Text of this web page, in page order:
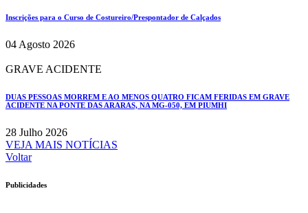
Inscrições para o Curso de Costureiro/Prespontador de Calçados
04 Agosto 2026
GRAVE ACIDENTE
DUAS PESSOAS MORREM E AO MENOS QUATRO FICAM FERIDAS EM GRAVE
ACIDENTE NA PONTE DAS ARARAS, NA MG-050, EM PIUMHI
28 Julho 2026
VEJA MAIS NOTÍCIAS
Voltar
Publicidades